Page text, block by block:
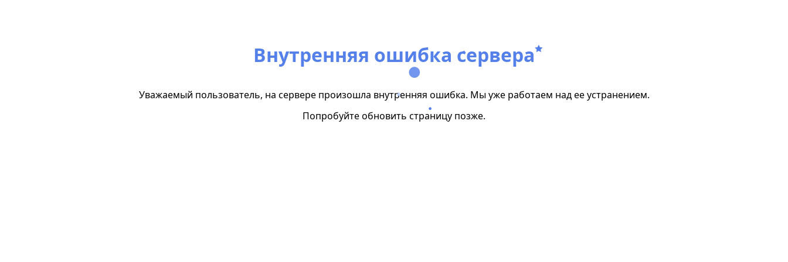
Внутренняя ошибка сервера
Уважаемый пользователь, на сервере произошла внутренняя ошибка. Мы уже работаем над ее устранением.
Попробуйте обновить страницу позже.